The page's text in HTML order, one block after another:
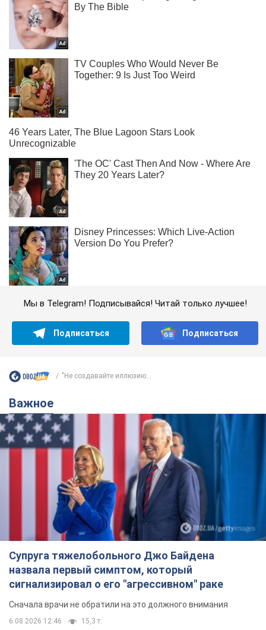
Мы в Telegram! Подписывайся! Читай только лучшее!
Подписаться Подписаться
"Не создавайте иллюзию...
Важное
Супруга тяжелобольного Джо Байдена
назвала первый симптом, который
сигнализировал о его "агрессивном" раке
Сначала врачи не обратили на это должного внимания
6.08.2026 12:46 15,3 т.